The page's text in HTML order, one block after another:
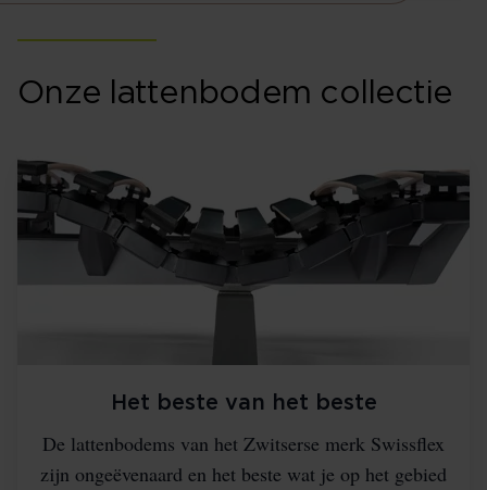
Onze lattenbodem collectie
Het beste van het beste
De lattenbodems van het Zwitserse merk Swissflex
zijn ongeëvenaard en het beste wat je op het gebied